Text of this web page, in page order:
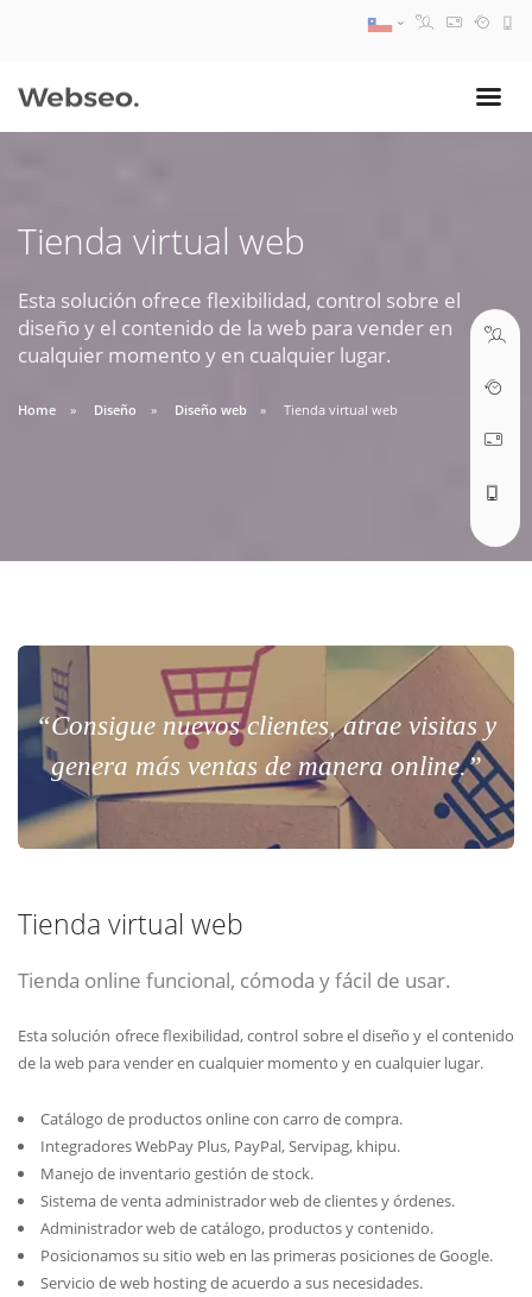
Tienda virtual web
Esta solución ofrece flexibilidad, control sobre el
diseño y el contenido de la web para vender en
cualquier momento y en cualquier lugar.
Home Diseño Diseño web Tienda virtual web
“Consigue nuevos clientes, atrae visitas y
genera más ventas de manera online.”
Tienda virtual web
Tienda online funcional, cómoda y fácil de usar.
Esta solución ofrece flexibilidad, control sobre el diseño y el contenido
de la web para vender en cualquier momento y en cualquier lugar.
Catálogo de productos online con carro de compra.
Integradores WebPay Plus, PayPal, Servipag, khipu.
Manejo de inventario gestión de stock.
Sistema de venta administrador web de clientes y órdenes.
Administrador web de catálogo, productos y contenido.
Posicionamos su sitio web en las primeras posiciones de Google.
Servicio de web hosting de acuerdo a sus necesidades.
09:30 AM A 18:30 PM
soporte@webseo.cl
ABRIR TICKET